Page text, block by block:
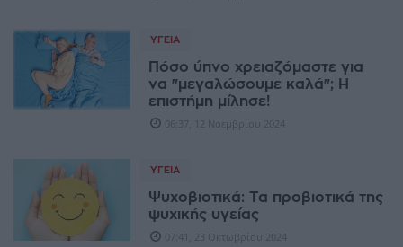
ΥΓΕΊΑ
Πόσο ύπνο χρειαζόμαστε για
να "μεγαλώσουμε καλά"; Η
επιστήμη μίλησε!
06:37, 12 Νοεμβρίου 2024
ΥΓΕΊΑ
Ψυχοβιοτικά: Τα προβιοτικά της
ψυχικής υγείας
07:41, 23 Οκτωβρίου 2024